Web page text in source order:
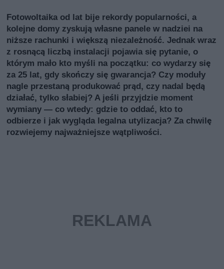
Fotowoltaika od lat bije rekordy popularności, a
kolejne domy zyskują własne panele w nadziei na
niższe rachunki i większą niezależność. Jednak wraz
z rosnącą liczbą instalacji pojawia się pytanie, o
którym mało kto myśli na początku: co wydarzy się
za 25 lat, gdy skończy się gwarancja? Czy moduły
nagle przestaną produkować prąd, czy nadal będą
działać, tylko słabiej? A jeśli przyjdzie moment
wymiany — co wtedy: gdzie to oddać, kto to
odbierze i jak wygląda legalna utylizacja? Za chwilę
rozwiejemy najważniejsze wątpliwości.